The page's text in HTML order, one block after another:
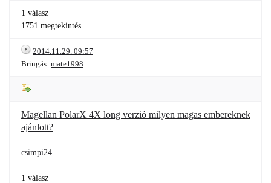
1 válasz
1751 megtekintés
2014.11.29. 09:57
Bringás: mate1998
Magellan PolarX 4X long verzió milyen magas embereknek
ajánlott?
csimpi24
1 válasz